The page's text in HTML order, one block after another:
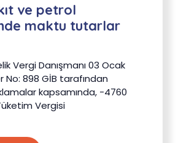
ve petrol
maktu tutarlar
Vergi Danışmanı 03 Ocak
No: 898 GİB tarafından
kapsamında, -4760
Vergisi